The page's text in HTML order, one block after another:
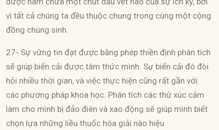
vì tất cả chúng ta đều thuộc chung trong cùng một cộng
đồng chúng sinh.
27- Sự vững tin đạt được bằng phép thiền định phân tích
sẽ giúp biến cải được tâm thức mình. Sự biến cải đó đòi
hỏi nhiều thời gian, và việc thực hiện cũng rất gần với
các phương pháp khoa học. Phân tích các thứ xúc cảm
làm cho mình bị đảo điên và xao động sẽ giúp mình biết
chọn lựa những liều thuốc hóa giải nào hiệu